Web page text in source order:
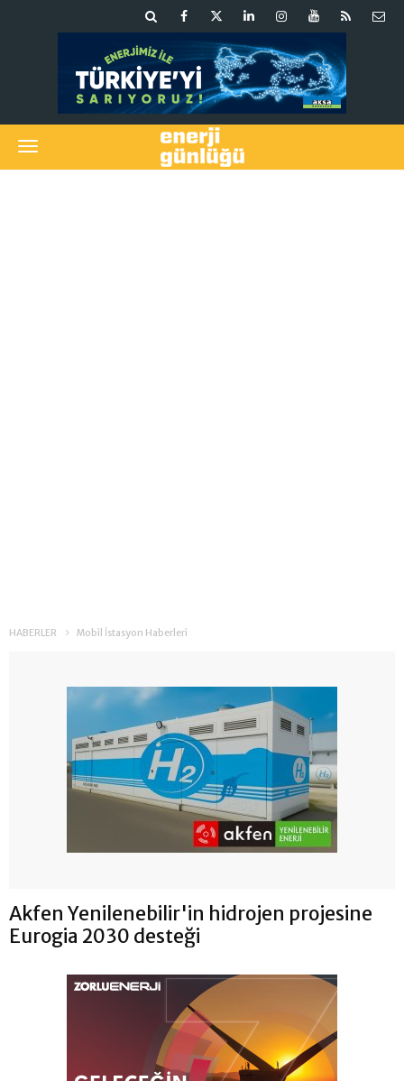
HABERLER Mobil İstasyon Haberleri
Akfen Yenilenebilir'in hidrojen projesine
Eurogia 2030 desteği